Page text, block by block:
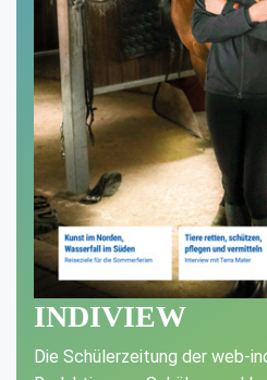
INDIVIEW
Die Schülerzeitung der web-